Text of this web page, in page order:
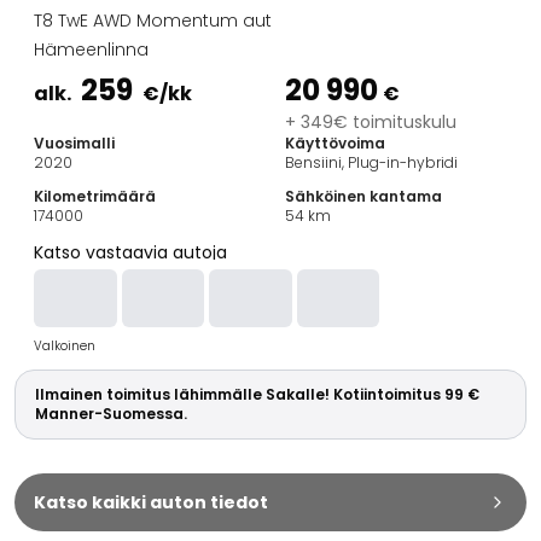
Farmariautot
Kaupunkiautot
Vetoautot
Hyötyajoneuvot
Huutokauppa-autot
Edulliset autot
Automerkit
BMW
Kia
Mercedes-Benz
Polestar
Skoda
Tesla
Toyota
Volkswagen
T8 TwE AWD Momentum aut
Hämeenlinna
alk. 259 €/kk 20 990 €
+ 349€ toimituskulu
Vuosimalli
2020
Käyttövoima
Bensiini, Plug-in-hybridi
Kilometrimäärä
174000
Sähköinen kantama
54 km
Katso vastaavia autoja
Valkoinen
Ilmainen toimitus lähimmälle Sakalle! Kotiintoimitus 99 €
Manner-Suomessa.
Katso kaikki auton tiedot